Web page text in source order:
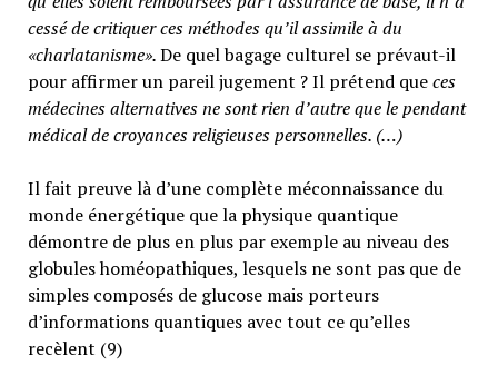
cessé de critiquer ces méthodes qu’il assimile à du
«charlatanisme».De quel bagage culturel se prévaut-il
pour affirmer un pareil jugement ? Il prétend queces
médecines alternatives ne sont rien d’autre que le pendant
médical de croyances religieuses personnelles. (…)
Il fait preuve là d’une complète méconnaissance du
monde énergétique que la physique quantique
démontre de plus en plus par exemple au niveau des
globules homéopathiques, lesquels ne sont pas que de
simples composés de glucose mais porteurs
d’informations quantiques avec tout ce qu’elles
recèlent (9)